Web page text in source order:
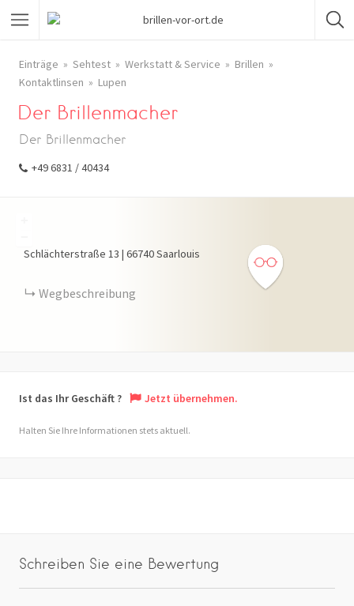
Einträge Sehtest Werkstatt & Service
Brillen
Kontaktlinsen
Lupen
Der Brillenmacher
Der Brillenmacher
+49 6831 / 40434
Schlächterstraße 13 | 66740Saarlouis
Wegbeschreibung
Ist das Ihr Geschäft ? Jetzt übernehmen.
Halten Sie Ihre Informationen stets aktuell.
Schreiben Sie eine Bewertung